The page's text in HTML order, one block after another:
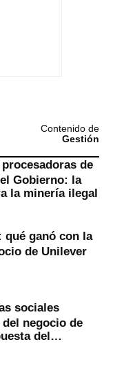
Contenido de
Gestión
de
Gobierno: la
la minería ilegal
qué ganó con la
de Unilever
sociales
negocio de
del